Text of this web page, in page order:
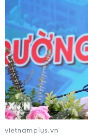
COVID-19 tới Anh.
vietnamplus.vn